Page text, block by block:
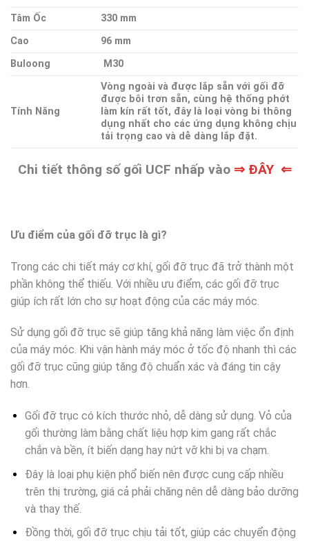
Tâm Ốc
330 mm
Cao
96 mm
Buloong
M30
Tính Năng
Vòng ngoài và được lắp sẵn với gối đỡ
được bôi trơn sẵn, cùng hệ thống phớt
làm kín rất tốt, đây là loại vòng bi thông
dụng nhất cho các ứng dụng không chịu
tải trọng cao và dễ dàng lắp đặt.
Chi tiết thông số gối UCF nhấp vào ⇒ ĐÂY ⇐
Ưu điểm của gối đỡ trục là gì?
Trong các chi tiết máy cơ khí, gối đỡ trục đã trở thành một
phần không thể thiếu. Với nhiều ưu điểm, các gối đỡ trục
giúp ích rất lớn cho sự hoạt động của các máy móc.
Sử dụng gối đỡ trục sẽ giúp tăng khả năng làm việc ổn định
của máy móc. Khi vận hành máy móc ở tốc độ nhanh thì các
gối đỡ trục cũng giúp tăng độ chuẩn xác và đáng tin cậy
hơn.
Gối đỡ trục có kích thước nhỏ, dễ dàng sử dụng. Vỏ của
gối thường làm bằng chất liệu hợp kim gang rất chắc
chắn và bền, ít biến dạng hay nứt vỡ khi bị va chạm.
Đây là loại phụ kiện phổ biến nên được cung cấp nhiều
trên thị trường, giá cả phải chăng nên dễ dàng bảo dưỡng
và thay thế.
Đồng thời, gối đỡ trục chịu tải tốt, giúp các chuyển động